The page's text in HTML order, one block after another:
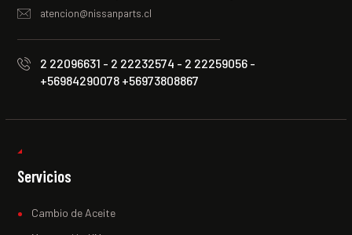
atencion@nissanparts.cl
2 22096631 - 2 22232574 - 2 22259056 -
+56984290078 +56973808867
Servicios
Cambio de Aceite